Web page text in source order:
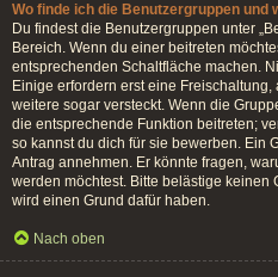
Wo finde ich die Benutzergruppen und
Du findest die Benutzergruppen unter
Bereich. Wenn du einer beitreten
entsprechenden Schaltfläche machen.
Einige erfordern erst eine
weitere sogar versteckt. Wenn die
die entsprechende Funktion beitreten;
so kannst du dich für sie bewerben. Ein
Antrag annehmen. Er könnte fragen,
werden möchtest. Bitte belästige keinen
wird einen Grund dafür haben.
Nach oben